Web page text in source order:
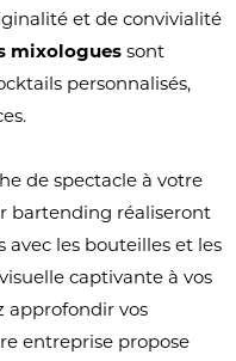
et de convivialité
mixologues sont
personnalisés,
de spectacle à votre
bartending réaliseront
les bouteilles et les
captivante à vos
approfondir vos
entreprise propose